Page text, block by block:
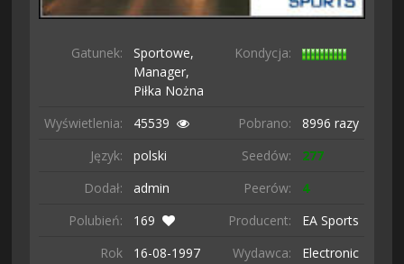
Gatunek:
Sportowe,
Manager,
Piłka Nożna
Kondycja:
Wyświetlenia: 45539 Pobrano:
8996 razy
Język:
polski Seedów:
277
Dodał:
admin Peerów:
4
Polubień:
169 Producent:
EA Sports
Rok
16-08-1997 Wydawca:
Electronic